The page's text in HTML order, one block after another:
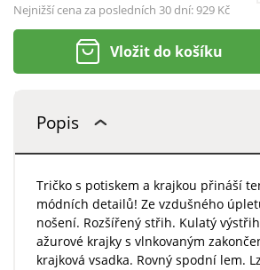
Nejnižší cena za posledních 30 dní:929 Kč
Vložit do košíku
Popis
Tričko s potiskem a krajkou přináší
módních detailů! Ze vzdušného
nošení. Rozšířený střih. Kulatý
ažurové krajky s vlnkovaným
krajková vsadka. Rovný spodní lem.